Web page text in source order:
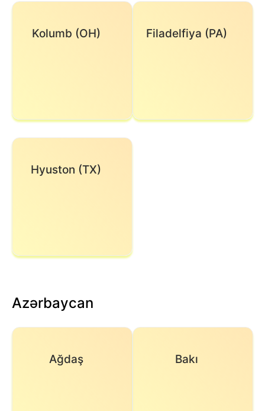
Kolumb (OH) Filadelfiya (PA)
Hyuston (TX)
Azərbaycan
Ağdaş Bakı